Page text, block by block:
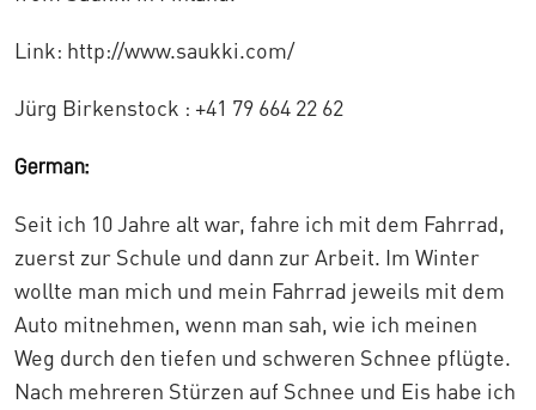
Link: http://www.saukki.com/
Jürg Birkenstock : +41 79 664 22 62
German:
Seit ich 10 Jahre alt war, fahre ich mit dem Fahrrad,
zuerst zur Schule und dann zur Arbeit. Im Winter
wollte man mich und mein Fahrrad jeweils mit dem
Auto mitnehmen, wenn man sah, wie ich meinen
Weg durch den tiefen und schweren Schnee pflügte.
Nach mehreren Stürzen auf Schnee und Eis habe ich